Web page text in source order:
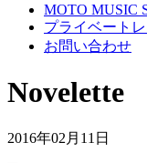
MOTO MUSIC
プライベート
お問い合わせ
Novelette
2016年02月11日